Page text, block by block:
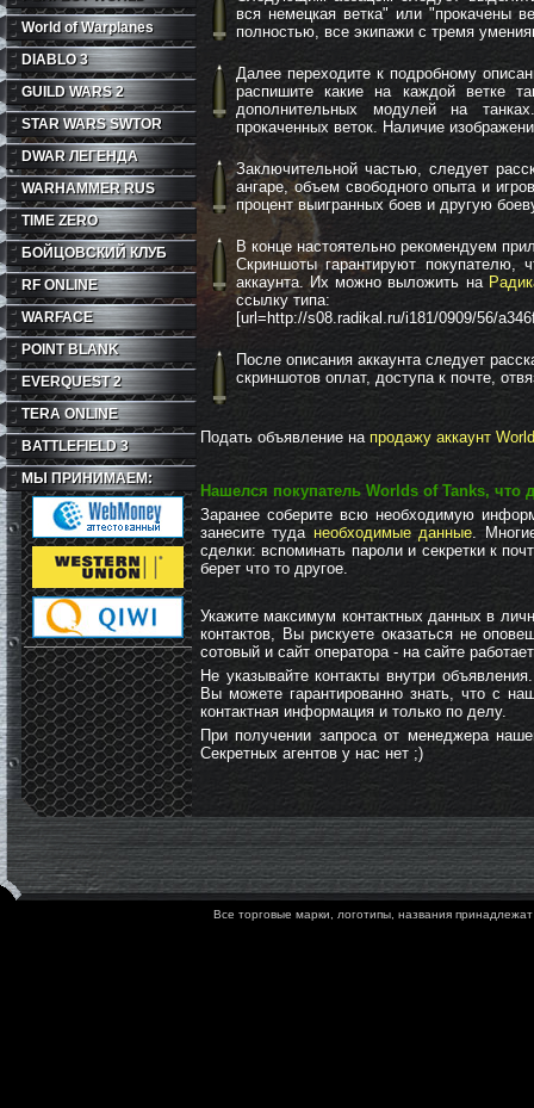
World of Warplanes
DIABLO 3
GUILD WARS 2
STAR WARS SWTOR
DWAR ЛЕГЕНДА
WARHAMMER RUS
TIME ZERO
БОЙЦОВСКИЙ КЛУБ
RF ONLINE
WARFACE
POINT BLANK
EVERQUEST 2
TERA ONLINE
BATTLEFIELD 3
МЫ ПРИНИМАЕМ:
вся немецкая ветка" или "прокачены
полностью, все экипажи с тремя
Далее переходите к подробному
распишите какие на каждой ветке
дополнительных модулей на
прокаченных веток. Наличие
Заключительной частью, следует
ангаре, объем свободного опыта и
процент выигранных боев и другую
В конце настоятельно рекомендуем
Скриншоты гарантируют покупателю,
аккаунта. Их можно выложить на
ссылку типа:
[url=http://s08.radikal.ru/i181/0909/56/
После описания аккаунта следует
скриншотов оплат, доступа к почте,
Подать объявление на продажу аккаунт
Нашелся покупатель Worlds of Tanks, что
Заранее соберите всю необходимую
занесите туда необходимые данные.
сделки: вспоминать пароли и секретки к
берет что то другое.
Укажите максимум контактных данных в
контактов, Вы рискуете оказаться не
сотовый и сайт оператора - на сайте
Не указывайте контакты внутри
Вы можете гарантированно знать, что с
контактная информация и только по делу.
При получении запроса от менеджера
Секретных агентов у нас нет ;)
Все торговые марки, логотипы, названия